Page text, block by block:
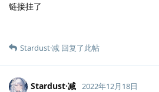
链接挂了
Stardust·减 回复了此帖
Stardust·减 2022年12月18日